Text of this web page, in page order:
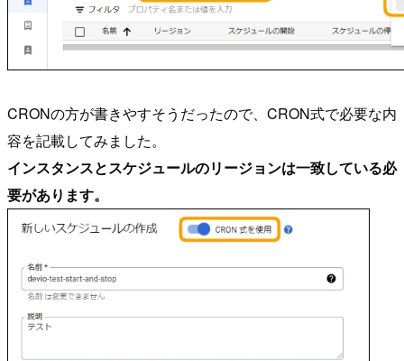
CRONの方が書きやすそうだったので、CRON式で必要な内
容を記載してみました。
インスタンスとスケジュールのリージョンは一致している必
要があります。